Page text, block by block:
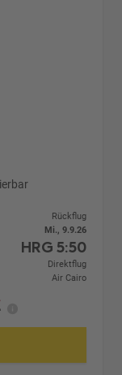
Rückflug
Mi., 9.9.26
HRG 5:50
Direktflug
Air Cairo